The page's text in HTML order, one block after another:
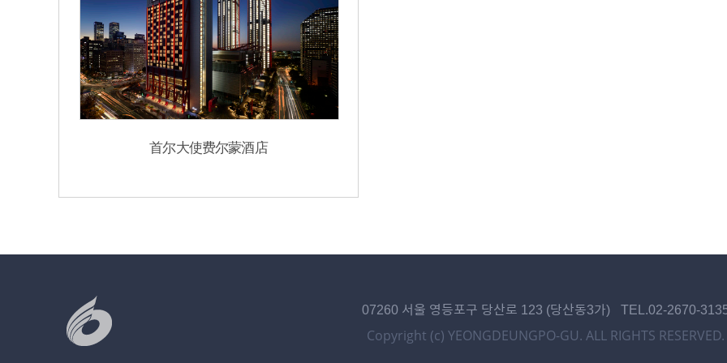
首尔大使费尔蒙酒店
07260 서울 영등포구 당산로 123 (당산동3가) TEL.02-2670-
Copyright (c) YEONGDEUNGPO-GU. ALL RIGHTS RESERVED.